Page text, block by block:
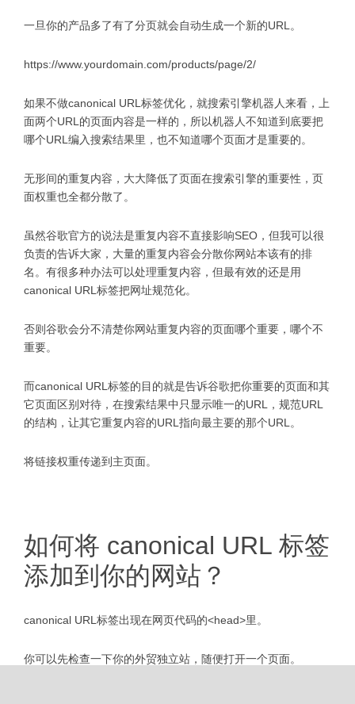
一旦你的产品多了有了分页就会自动生成一个新的URL。
https://www.yourdomain.com/products/page/2/
如果不做canonical URL标签优化，就搜索引擎机器人来看，上
面两个URL的页面内容是一样的，所以机器人不知道到底要把
哪个URL编入搜索结果里，也不知道哪个页面才是重要的。
无形间的重复内容，大大降低了页面在搜索引擎的重要性，页
面权重也全都分散了。
虽然谷歌官方的说法是重复内容不直接影响SEO，但我可以很
负责的告诉大家，大量的重复内容会分散你网站本该有的排
名。有很多种办法可以处理重复内容，但最有效的还是用
canonical URL标签把网址规范化。
否则谷歌会分不清楚你网站重复内容的页面哪个重要，哪个不
重要。
而canonical URL标签的目的就是告诉谷歌把你重要的页面和其
它页面区别对待，在搜索结果中只显示唯一的URL，规范URL
的结构，让其它重复内容的URL指向最主要的那个URL。
将链接权重传递到主页面。
如何将 canonical URL 标签
添加到你的网站？
canonical URL标签出现在网页代码的<head>里。
你可以先检查一下你的外贸独立站，随便打开一个页面。